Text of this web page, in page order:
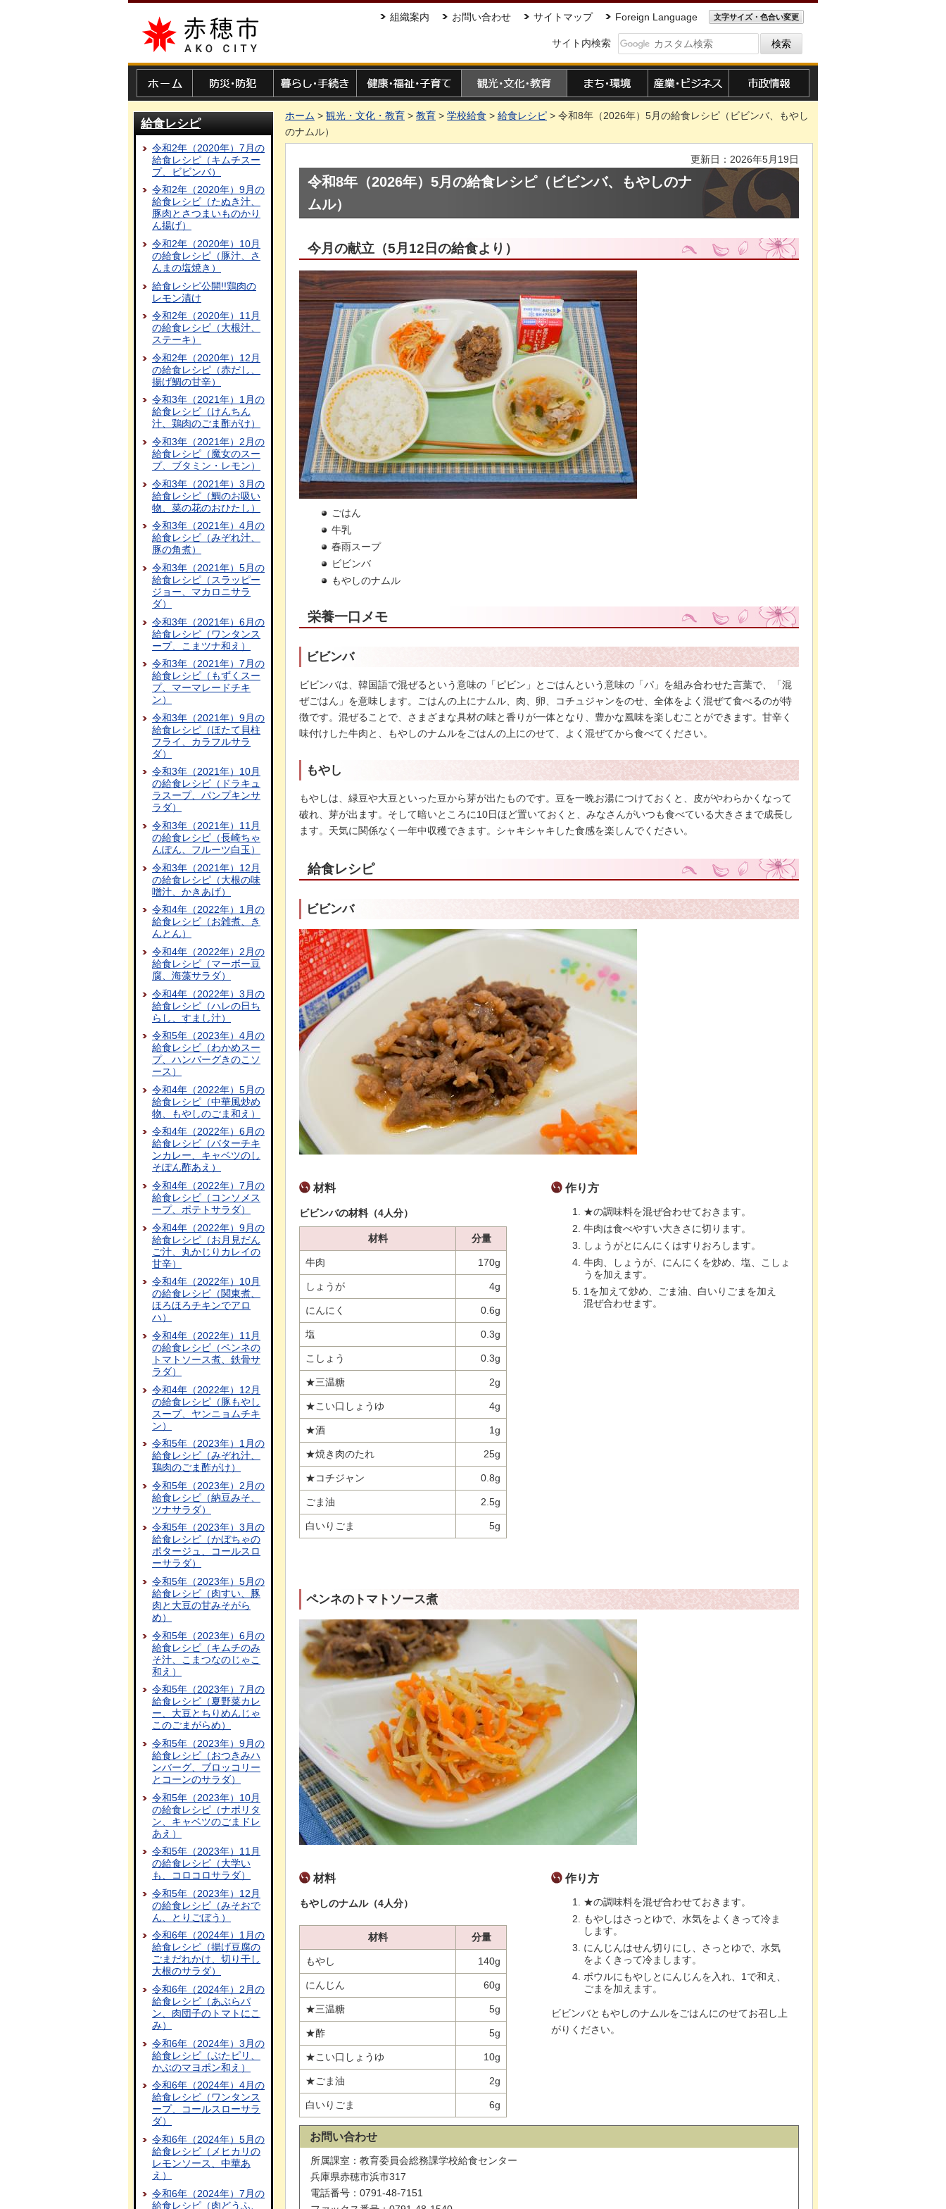
赤穂市 組織案内 お問い合わせ サイトマップ Foreign Language 文字サイズ・色合い変更
サイト内検索
給食レシピ
令和2年（2020年）7月の
給食レシピ（キムチスー
プ、ビビンバ）
令和2年（2020年）9月の
給食レシピ（たぬき汁、
豚肉とさつまいものかり
ん揚げ）
令和2年（2020年）10月
の給食レシピ（豚汁、さ
んまの塩焼き）
給食レシピ公開!!鶏肉の
レモン漬け
令和2年（2020年）11月
の給食レシピ（大根汁、
ステーキ）
令和2年（2020年）12月
の給食レシピ（赤だし、
揚げ鯛の甘辛）
令和3年（2021年）1月の
給食レシピ（けんちん
汁、鶏肉のごま酢がけ）
令和3年（2021年）2月の
給食レシピ（魔女のスー
プ、ブタミン・レモン）
令和3年（2021年）3月の
給食レシピ（鯛のお吸い
物、菜の花のおひたし）
令和3年（2021年）4月の
給食レシピ（みぞれ汁、
豚の角煮）
令和3年（2021年）5月の
給食レシピ（スラッピー
ジョー、マカロニサラ
ダ）
令和3年（2021年）6月の
給食レシピ（ワンタンス
ープ、こまツナ和え）
令和3年（2021年）7月の
給食レシピ（もずくスー
プ、マーマレードチキ
ン）
令和3年（2021年）9月の
給食レシピ（ほたて貝柱
フライ、カラフルサラ
ダ）
令和3年（2021年）10月
の給食レシピ（ドラキュ
ラスープ、パンプキンサ
ラダ）
令和3年（2021年）11月
の給食レシピ（長崎ちゃ
んぽん、フルーツ白玉）
令和3年（2021年）12月
の給食レシピ（大根の味
噌汁、かきあげ）
令和4年（2022年）1月の
給食レシピ（お雑煮、き
んとん）
令和4年（2022年）2月の
給食レシピ（マーボー豆
腐、海藻サラダ）
令和4年（2022年）3月の
給食レシピ（ハレの日ち
らし、すまし汁）
令和5年（2023年）4月の
給食レシピ（わかめスー
プ、ハンバーグきのこソ
ース）
令和4年（2022年）5月の
給食レシピ（中華風炒め
物、もやしのごま和え）
令和4年（2022年）6月の
給食レシピ（バターチキ
ンカレー、キャベツのし
そぽん酢あえ）
令和4年（2022年）7月の
給食レシピ（コンソメス
ープ、ポテトサラダ）
令和4年（2022年）9月の
給食レシピ（お月見だん
ご汁、丸かじりカレイの
甘辛）
令和4年（2022年）10月
の給食レシピ（関東煮、
ほろほろチキンでアロ
ハ）
令和4年（2022年）11月
の給食レシピ（ペンネの
トマトソース煮、鉄骨サ
ラダ）
令和4年（2022年）12月
の給食レシピ（豚もやし
スープ、ヤンニョムチキ
ン）
令和5年（2023年）1月の
給食レシピ（みぞれ汁、
鶏肉のごま酢がけ）
令和5年（2023年）2月の
給食レシピ（納豆みそ、
ツナサラダ）
令和5年（2023年）3月の
給食レシピ（かぼちゃの
ポタージュ、コールスロ
ーサラダ）
令和5年（2023年）5月の
給食レシピ（肉すい、豚
肉と大豆の甘みそがら
め）
令和5年（2023年）6月の
給食レシピ（キムチのみ
そ汁、こまつなのじゃこ
和え）
令和5年（2023年）7月の
給食レシピ（夏野菜カレ
ー、大豆とちりめんじゃ
このごまがらめ）
令和5年（2023年）9月の
給食レシピ（おつきみハ
ンバーグ、ブロッコリー
とコーンのサラダ）
令和5年（2023年）10月
の給食レシピ（ナポリタ
ン、キャベツのごまドレ
あえ）
令和5年（2023年）11月
の給食レシピ（大学い
も、コロコロサラダ）
令和5年（2023年）12月
の給食レシピ（みそおで
ん、とりごぼう）
令和6年（2024年）1月の
給食レシピ（揚げ豆腐の
ごまだれかけ、切り干し
大根のサラダ）
令和6年（2024年）2月の
給食レシピ（あぶらパ
ン、肉団子のトマトにこ
み）
令和6年（2024年）3月の
給食レシピ（ぶたピリ、
かぶのマヨポン和え）
令和6年（2024年）4月の
給食レシピ（ワンタンス
ープ、コールスローサラ
ダ）
令和6年（2024年）5月の
給食レシピ（メヒカリの
レモンソース、中華あ
え）
令和6年（2024年）7月の
給食レシピ（肉どうふ、
ホーム > 観光・文化・教育 > 教育 > 学校給食 > 給食レシピ > 令和8年（2026年）5月の給食レシピ（ビビンバ、もやし
のナムル）
更新日：2026年5月19日
令和8年（2026年）5月の給食レシピ（ビビンバ、もやしのナ
ムル）
今月の献立（5月12日の給食より）
ごはん
牛乳
春雨スープ
ビビンバ
もやしのナムル
栄養一口メモ
ビビンバ
ビビンバは、韓国語で混ぜるという意味の「ピビン」とごはんという意味の「パ」を組み合わせた言葉で、「混
ぜごはん」を意味します。ごはんの上にナムル、肉、卵、コチュジャンをのせ、全体をよく混ぜて食べるのが特
徴です。混ぜることで、さまざまな具材の味と香りが一体となり、豊かな風味を楽しむことができます。甘辛く
味付けした牛肉と、もやしのナムルをごはんの上にのせて、よく混ぜてから食べてください。
もやし
もやしは、緑豆や大豆といった豆から芽が出たものです。豆を一晩お湯につけておくと、皮がやわらかくなって
破れ、芽が出ます。そして暗いところに10日ほど置いておくと、みなさんがいつも食べている大きさまで成長し
ます。天気に関係なく一年中収穫できます。シャキシャキした食感を楽しんでください。
給食レシピ
ビビンバ
材料
ビビンバの材料（4人分）
材料 分量
牛肉 170g
しょうが 4g
にんにく 0.6g
塩 0.3g
こしょう 0.3g
★三温糖 2g
★こい口しょうゆ 4g
★酒 1g
★焼き肉のたれ 25g
★コチジャン 0.8g
ごま油 2.5g
白いりごま 5g
作り方
★の調味料を混ぜ合わせておきます。
牛肉は食べやすい大きさに切ります。
しょうがとにんにくはすりおろします。
牛肉、しょうが、にんにくを炒め、塩、こしょ
うを加えます。
1を加えて炒め、ごま油、白いりごまを加え
混ぜ合わせます。
ペンネのトマトソース煮
材料
もやしのナムル（4人分）
材料 分量
もやし 140g
にんじん 60g
★三温糖 5g
★酢 5g
★こい口しょうゆ 10g
★ごま油 2g
白いりごま 6g
作り方
★の調味料を混ぜ合わせておきます。
もやしはさっとゆで、水気をよくきって冷ま
します。
にんじんはせん切りにし、さっとゆで、水気
をよくきって冷まします。
ボウルにもやしとにんじんを入れ、1で和え、
ごまを加えます。
ビビンバともやしのナムルをごはんにのせてお召し上
がりください。
お問い合わせ
所属課室：教育委員会総務課学校給食センター
兵庫県赤穂市浜市317
電話番号：0791-48-7151